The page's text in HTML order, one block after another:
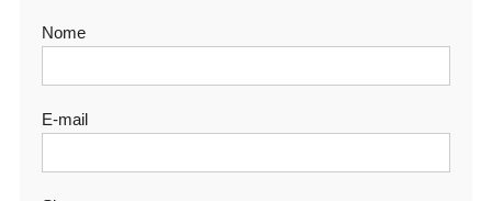
Nome
E-mail